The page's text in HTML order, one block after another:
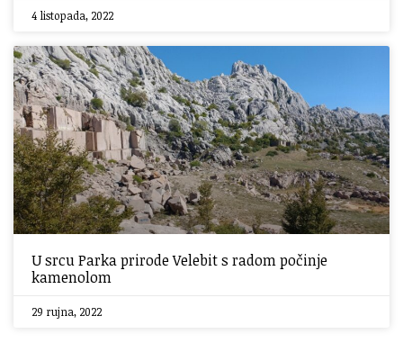
4 listopada, 2022
U srcu Parka prirode Velebit s radom počinje
kamenolom
29 rujna, 2022